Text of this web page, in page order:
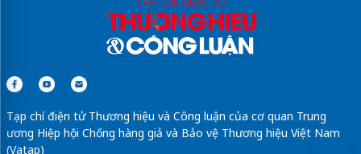
Lotte Eco Smart CityThủ Thiêm
Tạp chí điện tử Thương hiệu và Công luận của cơ quan Trung
ương Hiệp hội Chống hàng giả và Bảo vệ Thương hiệu Việt Nam
(Vatap)